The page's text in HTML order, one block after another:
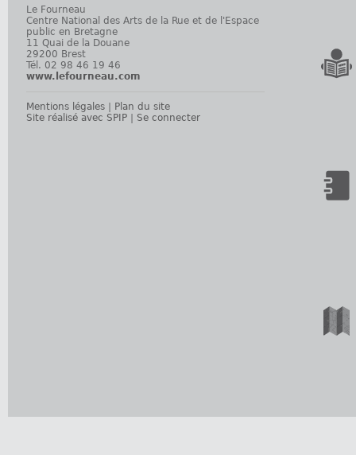
Le Fourneau
Centre National des Arts de la Rue et de l'Espace
public en Bretagne
11 Quai de la Douane
29200 Brest
Tél. 02 98 46 19 46
www.lefourneau.com
Mentions légales
Plan du site
Site réalisé avec SPIP
Se connecter